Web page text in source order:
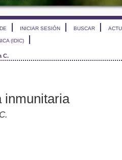
INICIAR SESIÓN BUSCAR
(IDIC)
C.
inmunitaria